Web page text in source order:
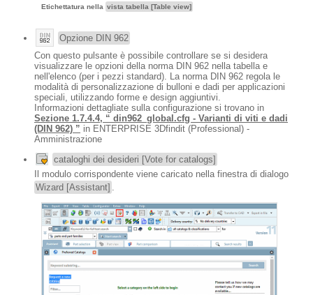
Etichettatura nella vista tabella [Table view]
Opzione DIN 962
Con questo pulsante è possibile controllare se si desidera
visualizzare le opzioni della norma DIN 962 nella tabella e
nell'elenco (per i pezzi standard). La norma DIN 962 regola le
modalità di personalizzazione di bulloni e dadi per applicazioni
speciali, utilizzando forme e design aggiuntivi.
Informazioni dettagliate sulla configurazione si trovano in
Sezione 1.7.4.4, “ din962_global.cfg - Varianti di viti e dadi
(DIN 962) ” in ENTERPRISE 3Dfindit (Professional) -
Amministrazione
cataloghi dei desideri [Vote for catalogs]
Il modulo corrispondente viene caricato nella finestra di dialogo
Wizard [Assistant]